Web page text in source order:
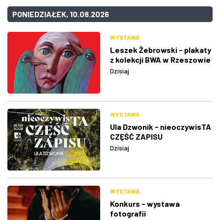
PONIEDZIAŁEK, 10.08.2026
WYSTAWA
Leszek Żebrowski - plakaty
z kolekcji BWA w Rzeszowie
Dzisiaj
WYSTAWA
Ula Dzwonik - nieoczywisTA
CZĘŚĆ ZAPISU
Dzisiaj
WYSTAWA
Konkurs - wystawa
fotografii